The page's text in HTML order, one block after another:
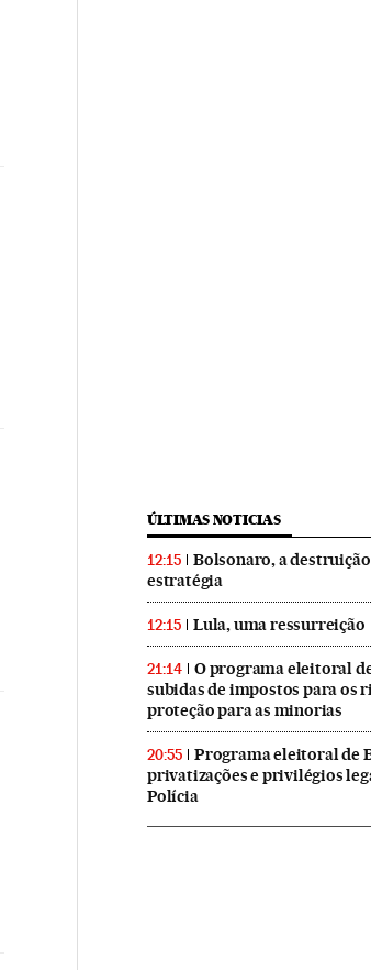
ÚLTIMAS NOTICIAS
12:15
Bolsonaro, a
estratégia
12:15 Lula, uma ressurreição
21:14
O programa eleitoral
subidas de impostos para os
proteção para as minorias
20:55
Programa eleitoral de
privatizações e privilégios
Polícia